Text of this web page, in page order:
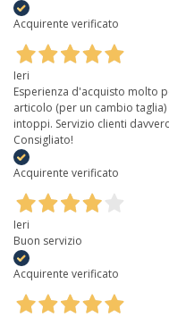
Acquirente verificato
Ieri
Esperienza d'acquisto molto
articolo (per un cambio
intoppi. Servizio clienti
Consigliato!
Acquirente verificato
Ieri
Buon servizio
Acquirente verificato